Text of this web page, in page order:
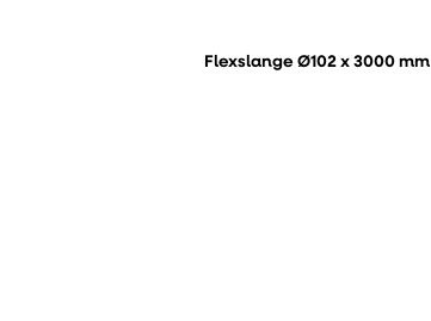
Flexslange Ø102 x 3000 mm